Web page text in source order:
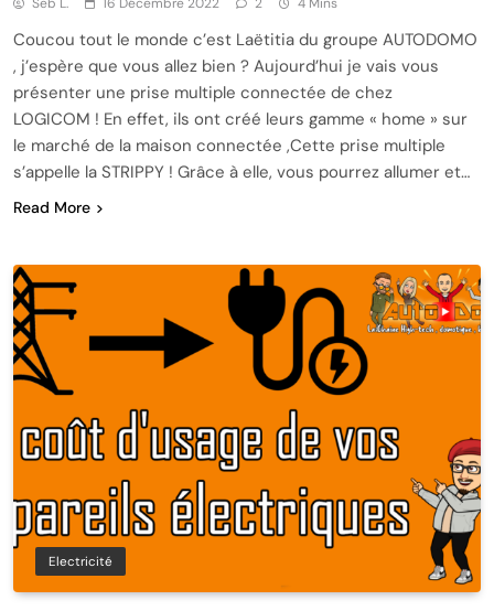
Coucou tout le monde c’est Laëtitia du groupe AUTODOMO
, j’espère que vous allez bien ? Aujourd’hui je vais vous
présenter une prise multiple connectée de chez
LOGICOM ! En effet, ils ont créé leurs gamme « home » sur
le marché de la maison connectée ,Cette prise multiple
s’appelle la STRIPPY ! Grâce à elle, vous pourrez allumer et…
Read More
Electricité